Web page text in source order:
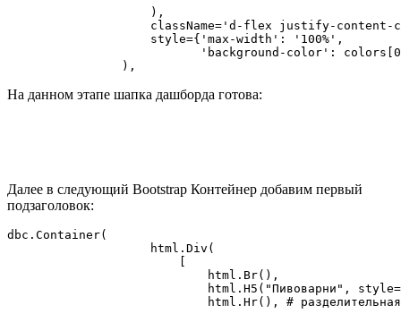
                    ),
className='d-flex justify-content-
                    style={'max-width': '100%',
'background-color':
                ),
На данном этапе шапка дашборда готова:
Далее в следующий Bootstrap Контейнер добавим первый
подзаголовок:
dbc.Container(
                    html.Div(
                            html.Br(),
html.H5("Пивоварни",
html.Hr(), #